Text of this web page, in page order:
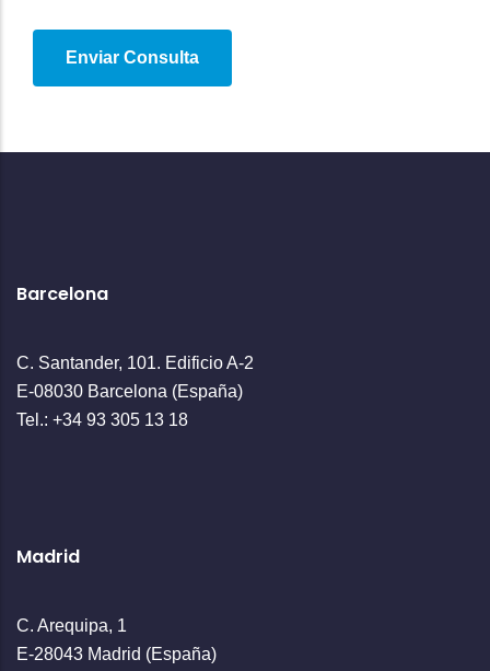
Barcelona
C. Santander, 101. Edificio A-2
E-08030 Barcelona (España)
Tel.: +34 93 305 13 18
Madrid
C. Arequipa, 1
E-28043 Madrid (España)